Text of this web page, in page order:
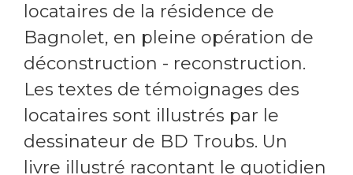
locataires de la résidence de
Bagnolet, en pleine opération de
déconstruction - reconstruction.
Les textes de témoignages des
locataires sont illustrés par le
dessinateur de BD Troubs. Un
livre illustré racontant le quotidien